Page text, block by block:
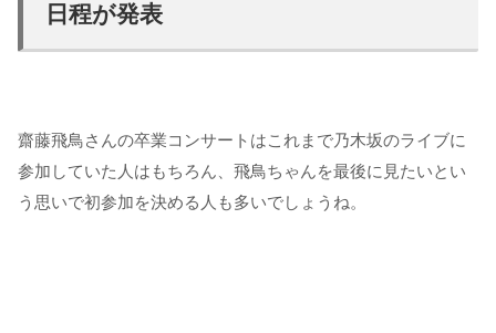
日程が発表
齋藤飛鳥さんの卒業コンサートはこれまで乃木坂のライブに
参加していた人はもちろん、飛鳥ちゃんを最後に見たいとい
う思いで初参加を決める人も多いでしょうね。